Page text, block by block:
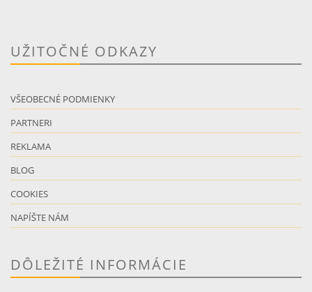
UŽITOČNÉ ODKAZY
VŠEOBECNÉ PODMIENKY
PARTNERI
REKLAMA
BLOG
COOKIES
NAPÍŠTE NÁM
DÔLEŽITÉ INFORMÁCIE